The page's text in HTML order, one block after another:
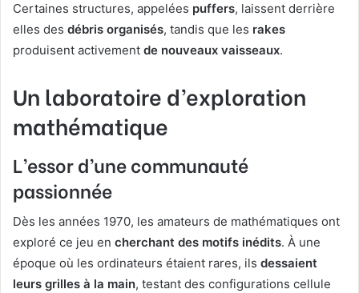
Certaines structures, appelées puffers, laissent derrière
elles des débris organisés, tandis que les rakes
produisent activement de nouveaux vaisseaux.
Un laboratoire d’exploration
mathématique
L’essor d’une communauté
passionnée
Dès les années 1970, les amateurs de mathématiques ont
exploré ce jeu en cherchant des motifs inédits. À une
époque où les ordinateurs étaient rares, ils dessaient
leurs grilles à la main, testant des configurations cellule